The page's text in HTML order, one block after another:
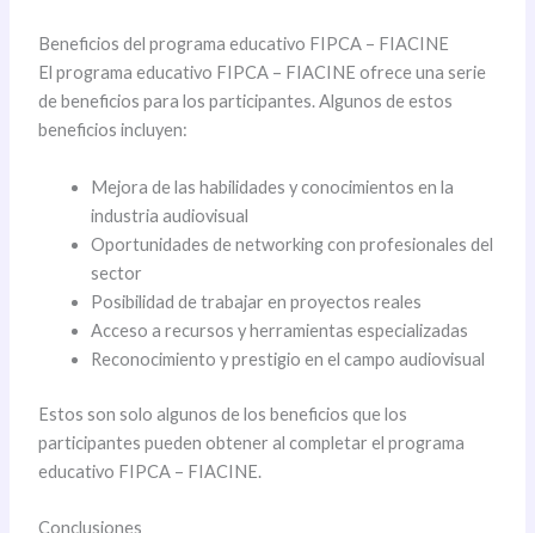
Beneficios del programa educativo FIPCA – FIACINE
El programa educativo FIPCA – FIACINE ofrece una serie
de beneficios para los participantes. Algunos de estos
beneficios incluyen:
Mejora de las habilidades y conocimientos en la
industria audiovisual
Oportunidades de networking con profesionales del
sector
Posibilidad de trabajar en proyectos reales
Acceso a recursos y herramientas especializadas
Reconocimiento y prestigio en el campo audiovisual
Estos son solo algunos de los beneficios que los
participantes pueden obtener al completar el programa
educativo FIPCA – FIACINE.
Conclusiones